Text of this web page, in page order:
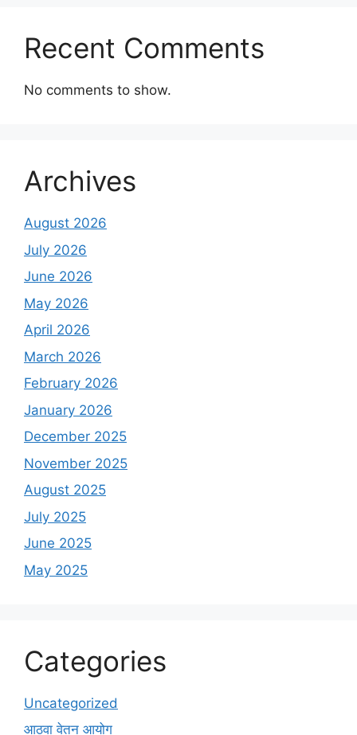
Recent Comments
No comments to show.
Archives
August 2026
July 2026
June 2026
May 2026
April 2026
March 2026
February 2026
January 2026
December 2025
November 2025
August 2025
July 2025
June 2025
May 2025
Categories
Uncategorized
आठवा वेतन आयोग